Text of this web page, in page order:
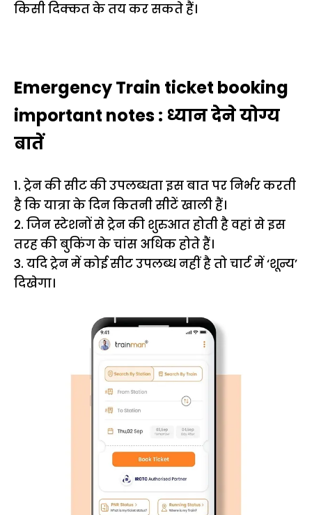
किसी दिक्कत के तय कर सकते हैं।
Emergency Train ticket booking
important notes : ध्यान देने योग्य
बातें
1. ट्रेन की सीट की उपलब्धता इस बात पर निर्भर करती
है कि यात्रा के दिन कितनी सीटें खाली हैं।
2. जिन स्टेशनों से ट्रेन की शुरुआत होती है वहां से इस
तरह की बुकिंग के चांस अधिक होते हैं।
3. यदि ट्रेन में कोई सीट उपलब्ध नहीं है तो चार्ट में ‘शून्य’
दिखेगा।